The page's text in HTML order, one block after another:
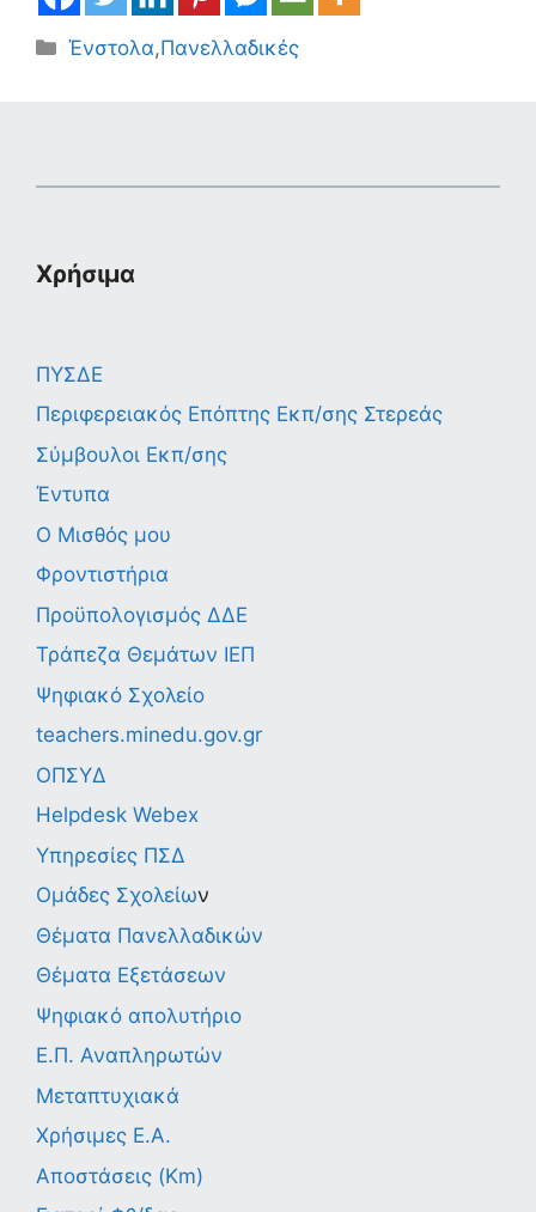
Κατηγορίες
Ένστολα,Πανελλαδικές
Χρήσιμα
ΠΥΣΔΕ
Περιφερειακός Επόπτης Εκπ/σης Στερεάς
Σύμβουλοι Εκπ/σης
Έντυπα
Ο Μισθός μου
Φροντιστήρια
Προϋπολογισμός ΔΔΕ
Τράπεζα Θεμάτων ΙΕΠ
Ψηφιακό Σχολείο
teachers.minedu.gov.gr
ΟΠΣΥΔ
Helpdesk Webex
Υπηρεσίες ΠΣΔ
Ομάδες Σχολείων
Θέματα Πανελλαδικών
Θέματα Εξετάσεων
Ψηφιακό απολυτήριο
Ε.Π. Αναπληρωτών
Μεταπτυχιακά
Χρήσιμες Ε.Α.
Αποστάσεις (Km)